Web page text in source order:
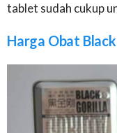
tablet sudah cukup
Harga Obat